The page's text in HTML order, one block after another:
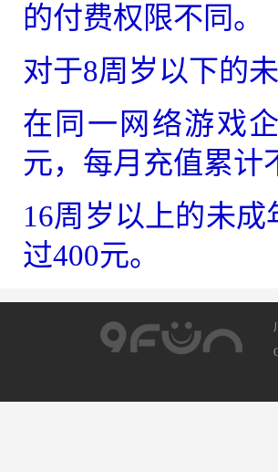
的付费权限不同。
对于8周岁以下的
在同一网络游戏
元，每月充值累计
16周岁以上的未
过400元。